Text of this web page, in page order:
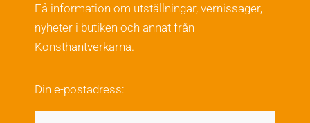
Få information om utställningar, vernissager,
nyheter i butiken och annat från
Konsthantverkarna.
Din e-postadress: